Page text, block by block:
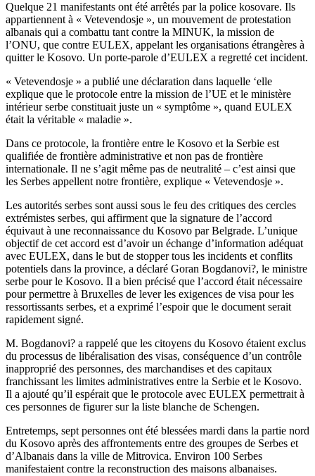
Quelque 21 manifestants ont été arrêtés par la police kosovare. Ils
appartiennent à « Vetevendosje », un mouvement de protestation
albanais qui a combattu tant contre la MINUK, la mission de
l’ONU, que contre EULEX, appelant les organisations étrangères à
quitter le Kosovo. Un porte-parole d’EULEX a regretté cet incident.
« Vetevendosje » a publié une déclaration dans laquelle ‘elle
explique que le protocole entre la mission de l’UE et le ministère
intérieur serbe constituait juste un « symptôme », quand EULEX
était la véritable « maladie ».
Dans ce protocole, la frontière entre le Kosovo et la Serbie est
qualifiée de frontière administrative et non pas de frontière
internationale. Il ne s’agit même pas de neutralité – c’est ainsi que
les Serbes appellent notre frontière, explique « Vetevendosje ».
Les autorités serbes sont aussi sous le feu des critiques des cercles
extrémistes serbes, qui affirment que la signature de l’accord
équivaut à une reconnaissance du Kosovo par Belgrade. L’unique
objectif de cet accord est d’avoir un échange d’information adéquat
avec EULEX, dans le but de stopper tous les incidents et conflits
potentiels dans la province, a déclaré Goran Bogdanovi?, le ministre
serbe pour le Kosovo. Il a bien précisé que l’accord était nécessaire
pour permettre à Bruxelles de lever les exigences de visa pour les
ressortissants serbes, et a exprimé l’espoir que le document serait
rapidement signé.
M. Bogdanovi? a rappelé que les citoyens du Kosovo étaient exclus
du processus de libéralisation des visas, conséquence d’un contrôle
inapproprié des personnes, des marchandises et des capitaux
franchissant les limites administratives entre la Serbie et le Kosovo.
Il a ajouté qu’il espérait que le protocole avec EULEX permettrait à
ces personnes de figurer sur la liste blanche de Schengen.
Entretemps, sept personnes ont été blessées mardi dans la partie nord
du Kosovo après des affrontements entre des groupes de Serbes et
d’Albanais dans la ville de Mitrovica. Environ 100 Serbes
manifestaient contre la reconstruction des maisons albanaises.